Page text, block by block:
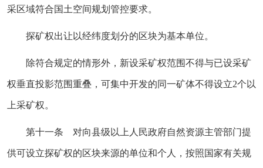
采区域符合国土空间规划管控要求。
探矿权出让以经纬度划分的区块为基本单位。
除符合规定的情形外，新设采矿权范围不得与已设采矿
权垂直投影范围重叠，可集中开发的同一矿体不得设立2个以
上采矿权。
第十一条 对向县级以上人民政府自然资源主管部门提
供可设立探矿权的区块来源的单位和个人，按照国家有关规